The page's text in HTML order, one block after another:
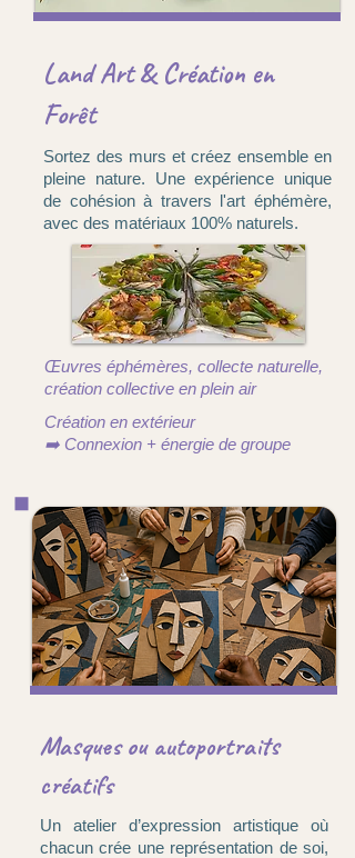
Land Art & Création en
Forêt
Sortez des murs et créez ensemble en
pleine nature. Une expérience unique
de cohésion à travers l'art éphémère,
avec des matériaux 100% naturels.
Œuvres éphémères, collecte naturelle,
création collective en plein air
Création en extérieur
➡️ Connexion + énergie de groupe
Masques ou autoportraits
créatifs
Un atelier d’expression artistique où
chacun crée une représentation de soi,